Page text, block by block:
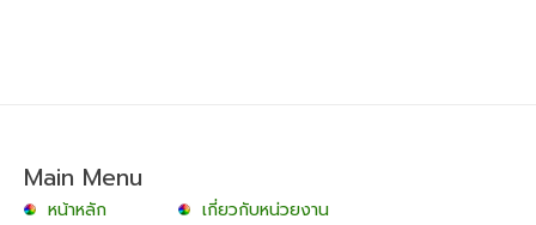
Main Menu
หน้าหลัก เกี่ยวกับหน่วยงาน